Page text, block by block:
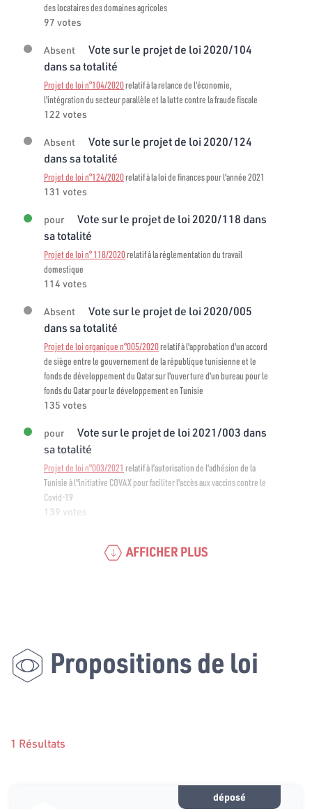
des locataires des domaines agricoles
97 votes
Absent
Vote sur le projet de loi 2020/104
dans sa totalité
Projet de loi n°104/2020relatif à la relance de l'économie,
l'intégration du secteur parallèle et la lutte contre la fraude fiscale
122 votes
Absent
Vote sur le projet de loi 2020/124
dans sa totalité
Projet de loi n°124/2020relatif à la loi de finances pour l'année 2021
131 votes
pour
Vote sur le projet de loi 2020/118 dans
sa totalité
Projet de loi n° 118/2020relatif à la réglementation du travail
domestique
114 votes
Absent
Vote sur le projet de loi 2020/005
dans sa totalité
Projet de loi organique n°005/2020relatif à l'approbation d'un accord
de siège entre le gouvernement de la république tunisienne et le
fonds de développement du Qatar sur l'ouverture d'un bureau pour le
fonds du Qatar pour le développement en Tunisie
135 votes
pour
Vote sur le projet de loi 2021/003 dans
sa totalité
Projet de loi n°003/2021 relatif à l’autorisation de l'adhésion de la
Tunisie à l"initiative COVAX pour faciliter l'accès aux vaccins contre le
Covid-19
139 votes
AFFICHER PLUS
Propositions de loi
1 Résultats
déposé